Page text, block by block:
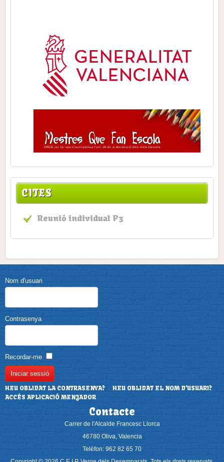
CITES
Reunió individual P3
Nom d'usuari
Contrasenya
Recordar-me
HEU OBLIDAT LA CONTRASENYA?
HEU OBLIDAT EL NOM D'USUARI?
ACCÉS APLICACIÓ MENJADOR
Contacte
Carrer de l'Alcalde Francesc Llorca
46780 Oliva, Valencia
Telèfon: 962 82 65 70